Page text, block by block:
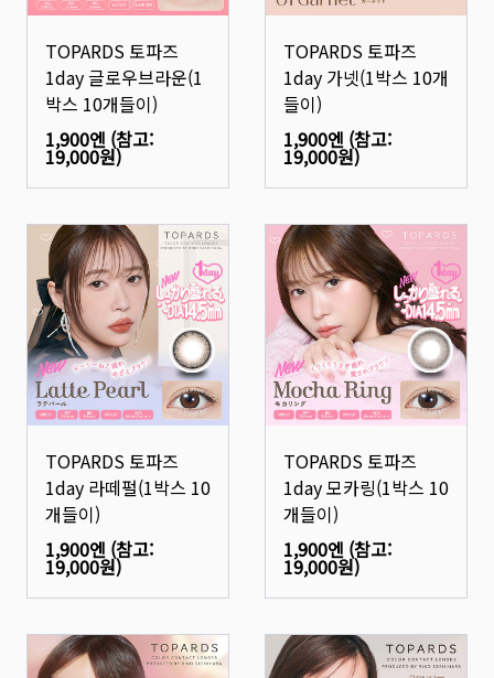
TOPARDS 토파즈
1day 글로우브라운(1
박스 10개들이)
1,900엔 (참고:
19,000원)
TOPARDS 토파즈
1day 가넷(1박스 10개
들이)
1,900엔 (참고:
19,000원)
TOPARDS 토파즈
1day 라떼펄(1박스 10
개들이)
1,900엔 (참고:
19,000원)
TOPARDS 토파즈
1day 모카링(1박스 10
개들이)
1,900엔 (참고:
19,000원)